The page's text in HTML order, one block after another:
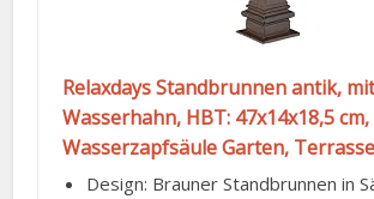
Relaxdays Standbrunnen antik,
Wasserhahn, HBT: 47x14x18,5 cm,
Wasserzapfsäule Garten,
Design: Brauner Standbrunnen in